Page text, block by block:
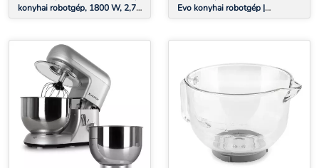
konyhai robotgép, 1800 W, 2,7
PS, 5,2 L
Evo konyhai robotgép |
bolygókeverő rendszer | 3